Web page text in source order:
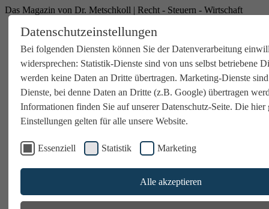
Datenschutzeinstellungen
Bei folgenden Diensten können Sie der Datenverarbeitung
widersprechen: Statistik-Dienste sind von uns selbst betriebene
werden keine Daten an Dritte übertragen. Marketing-Dienste
Dienste, bei denne Daten an Dritte (z.B. Google) übertragen
Informationen finden Sie auf unserer Datenschutz-Seite. Die hier
Einstellungen gelten für alle unsere Website.
Essenziell Statistik Marketing
Alle akzeptieren
Das Magazin von Dr. Metschkoll | Recht - Steuern - Wirtschaft